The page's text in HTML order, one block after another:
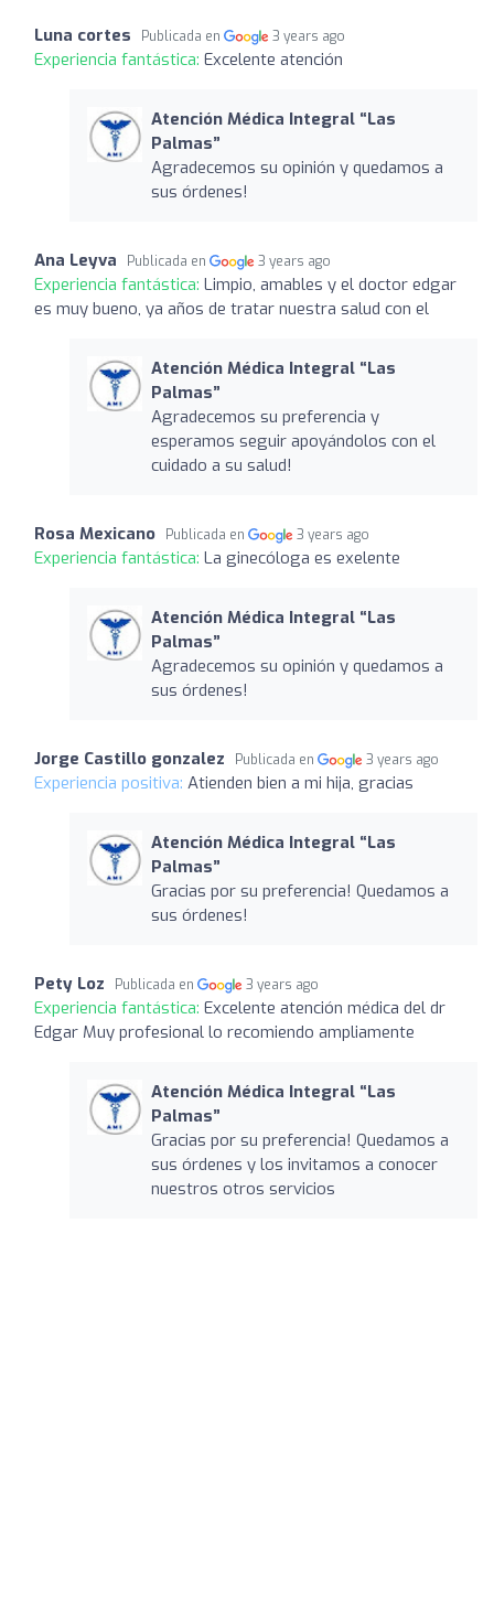
Luna cortes Publicada en 3 years ago
Experiencia fantástica: Excelente atención
Atención Médica Integral “Las
Palmas”
Agradecemos su opinión y quedamos a
sus órdenes!
Ana Leyva Publicada en 3 years ago
Experiencia fantástica: Limpio, amables y el doctor edgar
es muy bueno, ya años de tratar nuestra salud con el
Atención Médica Integral “Las
Palmas”
Agradecemos su preferencia y
esperamos seguir apoyándolos con el
cuidado a su salud!
Rosa Mexicano Publicada en 3 years ago
Experiencia fantástica: La ginecóloga es exelente
Atención Médica Integral “Las
Palmas”
Agradecemos su opinión y quedamos a
sus órdenes!
Jorge Castillo gonzalez Publicada en 3 years ago
Experiencia positiva: Atienden bien a mi hija, gracias
Atención Médica Integral “Las
Palmas”
Gracias por su preferencia! Quedamos a
sus órdenes!
Pety Loz Publicada en 3 years ago
Experiencia fantástica: Excelente atención médica del dr
Edgar Muy profesional lo recomiendo ampliamente
Atención Médica Integral “Las
Palmas”
Gracias por su preferencia! Quedamos a
sus órdenes y los invitamos a conocer
nuestros otros servicios